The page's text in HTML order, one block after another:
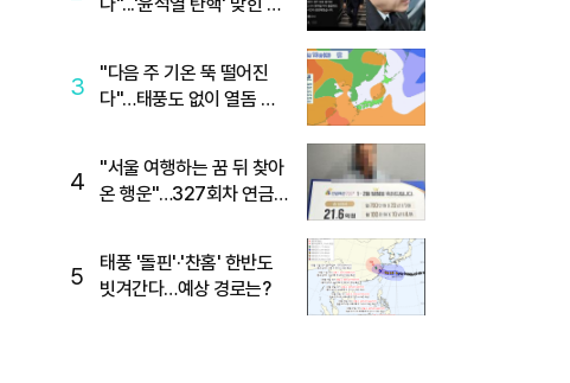
다"...'윤석열 탄핵' 맞힌 무
3
"다음 주 기온 뚝 떨어진
다"…태풍도 없이 열돔 박
4
"서울 여행하는 꿈 뒤 찾아
온 행운"…327회차 연금
5
태풍 '돌핀'·'찬홈' 한반도
빗겨간다…예상 경로는?